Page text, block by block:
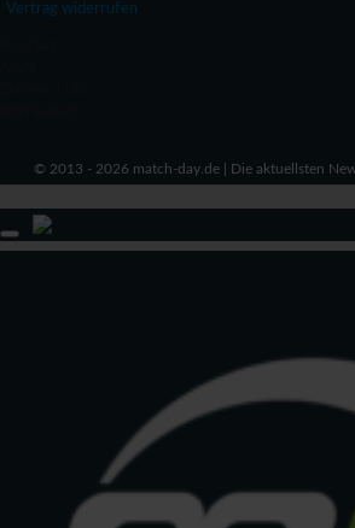
Vertrag widerrufen
© 2013 - 2026 match-day.de | Die aktuellsten